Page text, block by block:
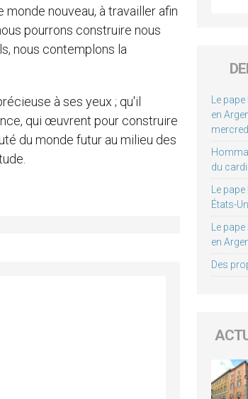
nouveau, à travailler afin
pourrons construire nous
nous contemplons la
à ses yeux ; qu'il
qui œuvrent pour construire
du monde futur au milieu des
Le
en
du
Le
États-
Le
en
Des